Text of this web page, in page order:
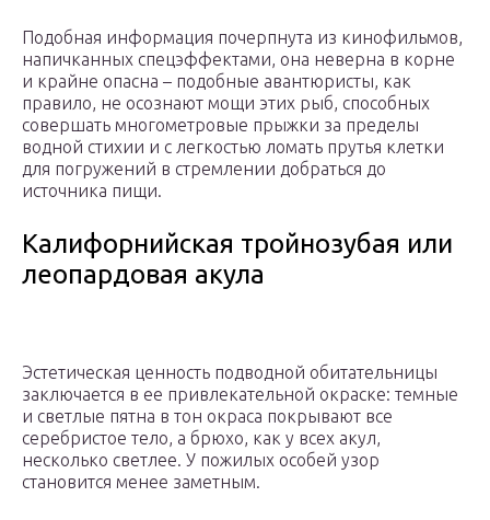
Подобная информация почерпнута из кинофильмов,
напичканных спецэффектами, она неверна в корне
и крайне опасна – подобные авантюристы, как
правило, не осознают мощи этих рыб, способных
совершать многометровые прыжки за пределы
водной стихии и с легкостью ломать прутья клетки
для погружений в стремлении добраться до
источника пищи.
Калифорнийская тройнозубая или
леопардовая акула
Эстетическая ценность подводной обитательницы
заключается в ее привлекательной окраске: темные
и светлые пятна в тон окраса покрывают все
серебристое тело, а брюхо, как у всех акул,
несколько светлее. У пожилых особей узор
становится менее заметным.